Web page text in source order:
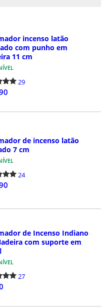
incenso latão
com punho em
11 cm
29
de incenso latão
7 cm
24
de Incenso Indiano
com suporte em
27